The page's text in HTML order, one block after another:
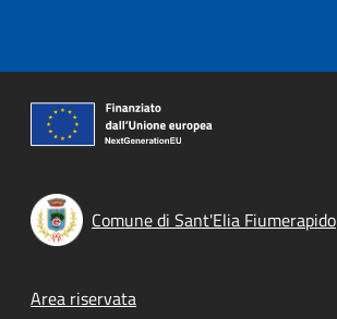
Comune di Sant'Elia Fiumerapido
Footer menu
Area riservata